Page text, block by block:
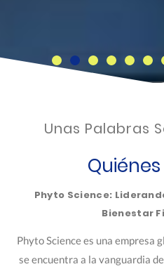
Unas Palabras
Phyto Science:
Bienestar
Phyto Science es una empresa
se encuentra a la vanguardia